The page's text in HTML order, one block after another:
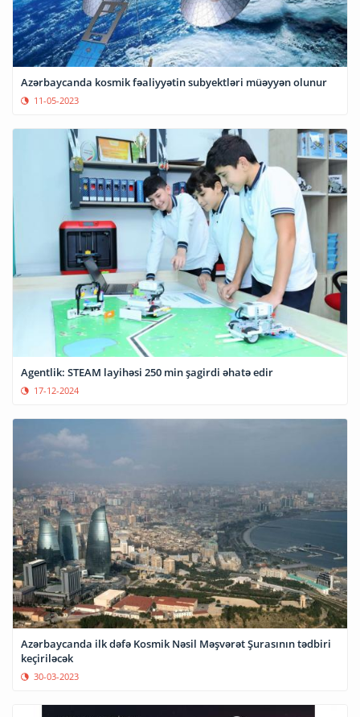
Azərbaycanda kosmik fəaliyyətin subyektləri müəyyən olunur
11-05-2023
Agentlik: STEAM layihəsi 250 min şagirdi əhatə edir
17-12-2024
Azərbaycanda ilk dəfə Kosmik Nəsil Məşvərət Şurasının tədbiri
keçiriləcək
30-03-2023